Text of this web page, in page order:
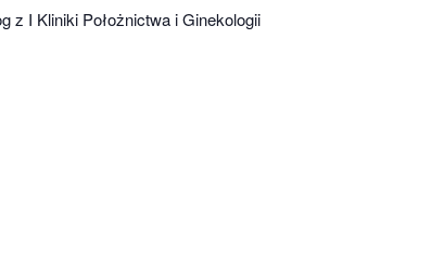
z I Kliniki Położnictwa i Ginekologii